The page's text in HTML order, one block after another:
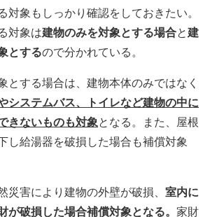
対象もしっかり確認をしておきたい。
対象は建物のみを対象とする場合と建
とするので分かれている。
とする場合は、建物本体のみではなく
システムバス、トイレなど建物の中に
きないものも対象となる。また、屋根
し給湯器を破損した場合も補償対象
災害により建物の外壁が破損、 室内に
が破損した場合補償対象となる。 家財